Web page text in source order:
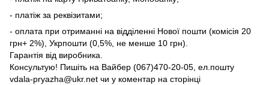
- платіж за реквізитами;
- оплата при отриманні на відділенні Нової пошти (комісія 20
грн+ 2%), Укрпошти (0,5%, не менше 10 грн).
Гарантія від виробника.
Консультую! Пишіть на Вайбер (067)470-20-05, ел.пошту
vdala-pryazha@ukr.net чи у коментар на сторінці